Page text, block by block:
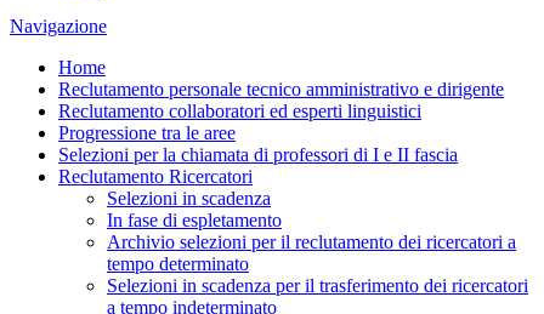
Navigazione
Home
Reclutamento personale tecnico amministrativo e dirigente
Reclutamento collaboratori ed esperti linguistici
Progressione tra le aree
Selezioni per la chiamata di professori di I e II fascia
Reclutamento Ricercatori
Selezioni in scadenza
In fase di espletamento
Archivio selezioni per il reclutamento dei ricercatori a
tempo determinato
Selezioni in scadenza per il trasferimento dei ricercatori
a tempo indeterminato